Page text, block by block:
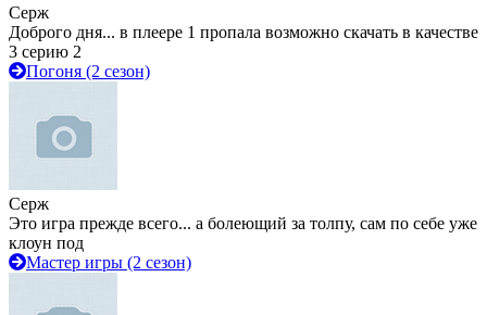
Серж
Доброго дня... в плеере 1 пропала возможно скачать в качестве
3 серию 2
Погоня (2 сезон)
Серж
Это игра прежде всего... а болеющий за толпу, сам по себе уже
клоун под
Мастер игры (2 сезон)